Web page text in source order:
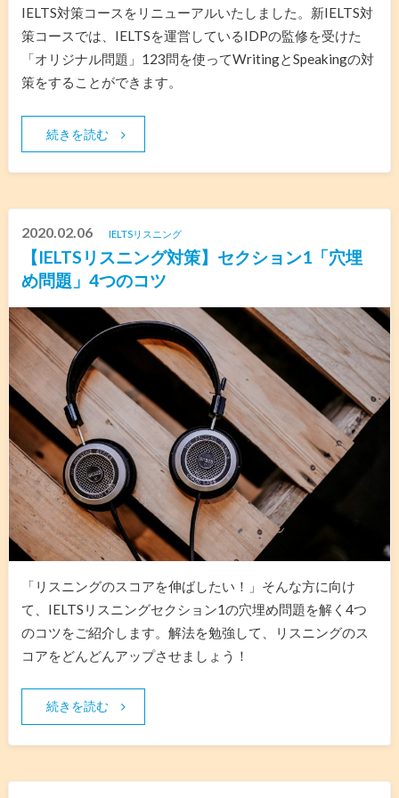
IELTS対策コースをリニューアルいたしました。新IELTS対
策コースでは、IELTSを運営しているIDPの監修を受けた
「オリジナル問題」123問を使ってWritingとSpeakingの対
策をすることができます。
続きを読む
2020.02.06 IELTSリスニング
【IELTSリスニング対策】セクション1「穴埋
め問題」4つのコツ
「リスニングのスコアを伸ばしたい！」そんな方に向け
て、IELTSリスニングセクション1の穴埋め問題を解く4つ
のコツをご紹介します。解法を勉強して、リスニングのス
コアをどんどんアップさせましょう！
続きを読む